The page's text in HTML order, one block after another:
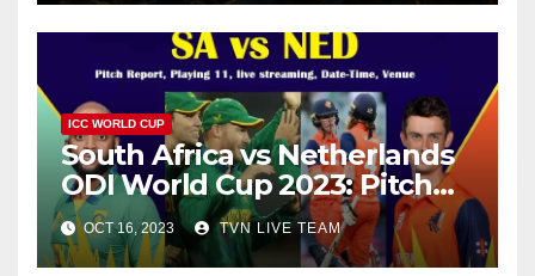
ICC WORLD CUP
South Africa vs Netherlands
ODI World Cup 2023: Pitch
Report, Playing 11, live
streaming, Date-Time,
OCT 16, 2023 TVN LIVE TEAM